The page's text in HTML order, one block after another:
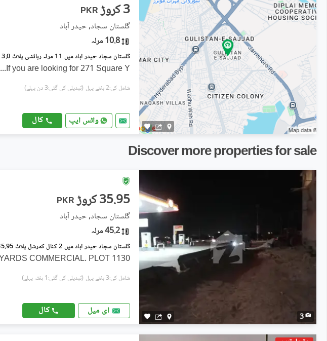
PKR 3 کروڑ
گلستانِ سجاد, حیدر آباد
10.8 مرلہ
If you are looking for 271 Square Y
...
شامل کی:2 ہفتے پہل (تبدیلی کی گئی:3 دن پہلے)
واٹس ایپ کال
Discover more properties for sale
3
PKR 35.95 کروڑ
گلستانِ سجاد, حیدر آباد
45.2 مرلہ
1130 SQUARE YARDS COMMERCIAL. PLOT
شامل کی:3 ہفتے پہل (تبدیلی کی گئی:1 ہفتہ پہلے)
ای میل کال